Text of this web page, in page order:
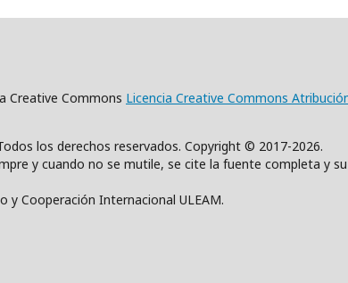
Creative Commons Licencia Creative Commons
los derechos reservados. Copyright © 2017-2026.
y cuando no se mutile, se cite la fuente completa y
y Cooperación Internacional ULEAM.